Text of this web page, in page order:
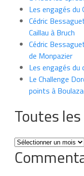
Les engagés du
Cédric
Caillau à Bruch
Cédric
de Monpazier
Les engagés du
Le Challenge
points à
Toutes
Toutes
les
news